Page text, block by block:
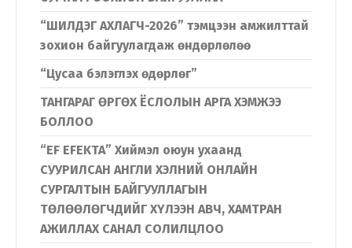
“ШИЛДЭГ АХЛАГЧ-2026” тэмцээн амжилттай
зохион байгуулагдаж өндөрлөлөө
“Цусаа бэлэглэх өдөрлөг”
ТАНГАРАГ ӨРГӨХ ЁСЛОЛЫН АРГА ХЭМЖЭЭ
БОЛЛОО
“EF EFEKTA” Хиймэл оюун ухаанд
СУУРИЛСАН АНГЛИ ХЭЛНИЙ ОНЛАЙН
СУРГАЛТЫН БАЙГУУЛЛАГЫН
ТӨЛӨӨЛӨГЧДИЙГ ХҮЛЭЭН АВЧ, ХАМТРАН
АЖИЛЛАХ САНАЛ СОЛИЛЦЛОО